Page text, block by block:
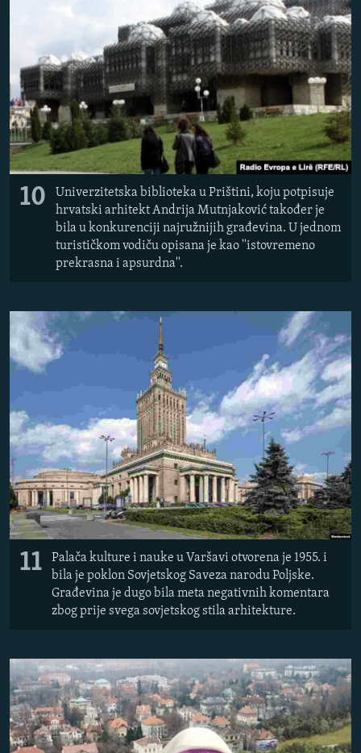
10
Univerzitetska biblioteka u Prištini, koju potpisuje
hrvatski arhitekt Andrija Mutnjaković također je
bila u konkurenciji najružnijih građevina. U jednom
turističkom vodiču opisana je kao ''istovremeno
prekrasna i apsurdna''.
11
Palača kulture i nauke u Varšavi otvorena je 1955. i
bila je poklon Sovjetskog Saveza narodu Poljske.
Građevina je dugo bila meta negativnih komentara
zbog prije svega sovjetskog stila arhitekture.